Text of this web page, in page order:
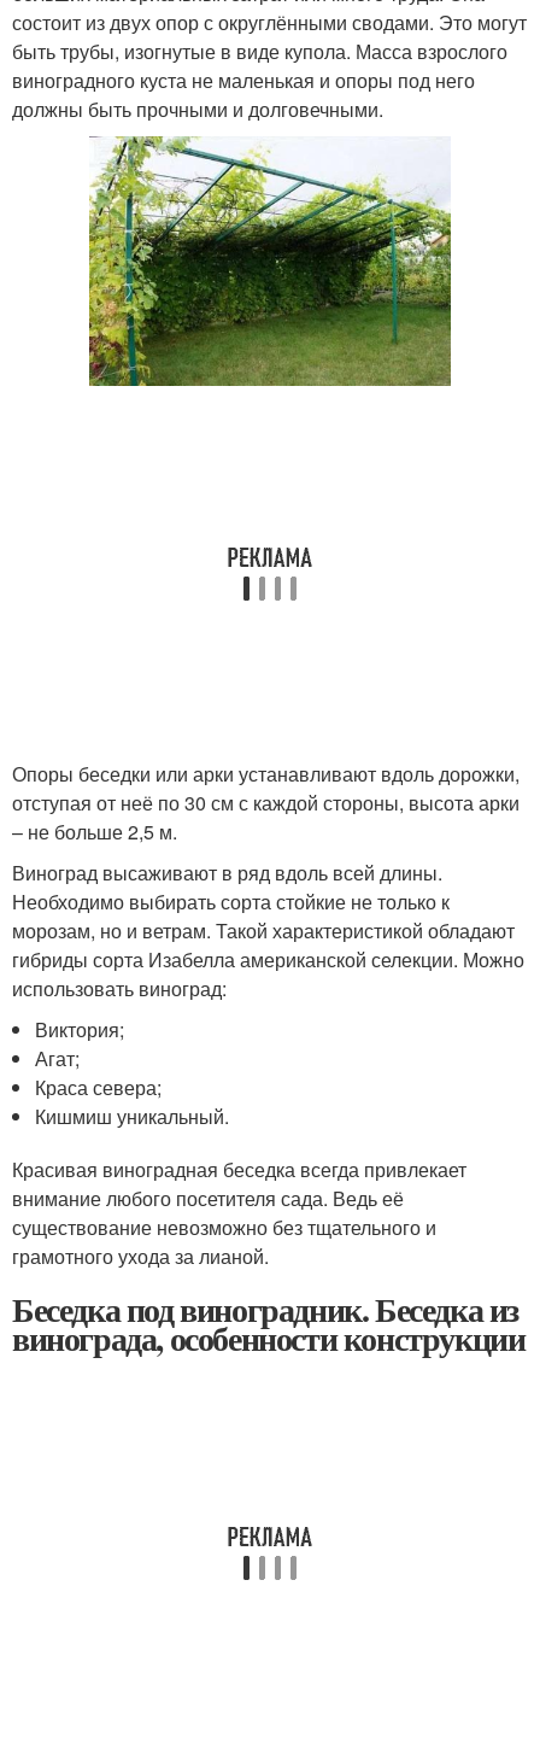
состоит из двух опор с округлёнными сводами. Это могут
быть трубы, изогнутые в виде купола. Масса взрослого
виноградного куста не маленькая и опоры под него
должны быть прочными и долговечными.
Опоры беседки или арки устанавливают вдоль дорожки,
отступая от неё по 30 см с каждой стороны, высота арки
– не больше 2,5 м.
Виноград высаживают в ряд вдоль всей длины.
Необходимо выбирать сорта стойкие не только к
морозам, но и ветрам. Такой характеристикой обладают
гибриды сорта Изабелла американской селекции. Можно
использовать виноград:
Виктория;
Агат;
Краса севера;
Кишмиш уникальный.
Красивая виноградная беседка всегда привлекает
внимание любого посетителя сада. Ведь её
существование невозможно без тщательного и
грамотного ухода за лианой.
Беседка под виноградник. Беседка из
винограда, особенности конструкции